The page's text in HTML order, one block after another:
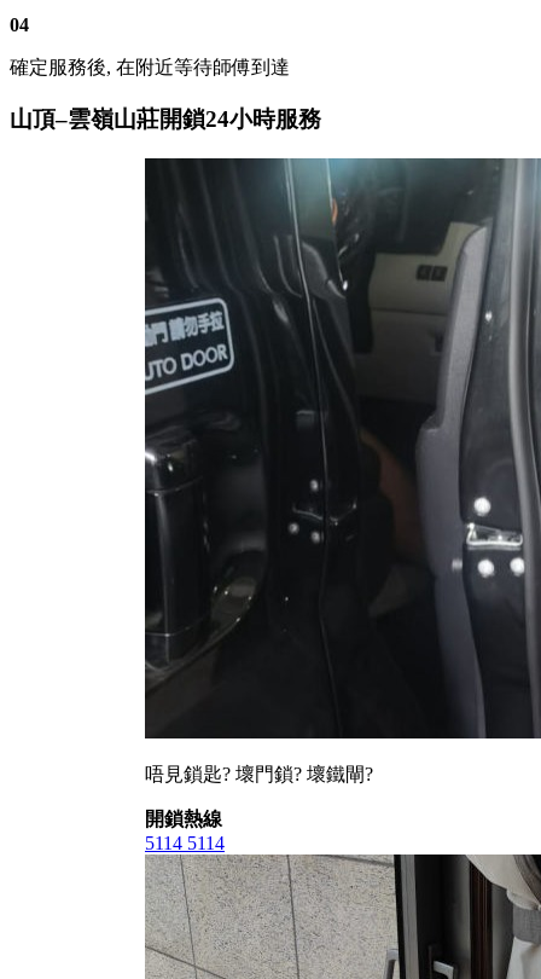
04
確定服務後, 在附近等待師傅到達
山頂–雲嶺山莊開鎖24小時服務
唔見鎖匙? 壞門鎖? 壞鐵閘?
開鎖熱線
5114 5114